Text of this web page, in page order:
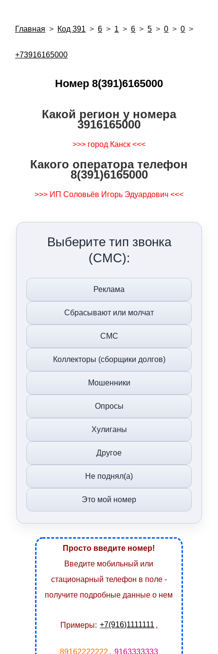
Главная > Код 391 > 6 > 1 > 6 > 5 > 0 > 0 >
+73916165000
Номер 8(391)6165000
Какой регион у номера
3916165000
>>> город Канск <<<
Какого оператора телефон
8(391)6165000
>>> ИП Соловьёв Игорь Эдуардович <<<
Выберите тип звонка
(СМС):
Реклама
Сбрасывают или молчат
СМС
Коллекторы (сборщики долгов)
Мошенники
Опросы
Хулиганы
Другое
Не поднял(а)
Это мой номер
Просто введите номер!
Введите мобильный или
стационарный телефон в поле -
получите подробные данные о нем
Примеры: +7(916)1111111
89162222222 , 9163333333